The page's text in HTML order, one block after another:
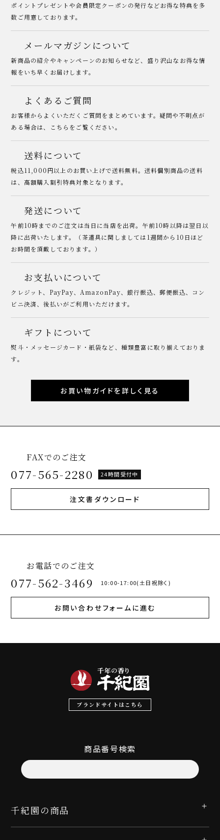
ポイントプレゼントや会員限定クーポンの発行などお得な特典を多
数ご用意しております。
メールマガジンについて
新商品の紹介やキャンペーンのお知らせなど、盛り沢山なお得な情
報をいち早くお届けします。
よくあるご質問
お客様からよくいただくご質問をまとめています。疑問や不明点が
ある場合は、こちらをご覧ください。
送料について
税込11,000円以上のお買い上げで送料無料。送料個別商品の送料
は、高額購入割引特典対象となります。
発送について
午前10時までのご注文は当日に当店を出荷。午前10時以降は翌日以
降に出荷いたします。（茶道具に関しましては1週間から10日ほど
お時間を頂戴しております。）
お支払いについて
クレジット、PayPay、AmazonPay、銀行振込、郵便振込、コン
ビニ決済、後払いがご利用いただけます。
ギフトについて
熨斗・メッセージカード・紙袋など、種類豊富に取り揃えておりま
す。
お買い物ガイドを詳しく見る
FAXでのご注文
077-565-2280 24時間受付中
注文書ダウンロード
お電話でのご注文
077-562-3469 10:00-17:00(土日祝除く)
お問い合わせフォームに進む
ブランドサイトはこちら
商品番号検索
千紀園の商品